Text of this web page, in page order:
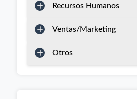
Recursos Humanos
Ventas/Marketing
Otros